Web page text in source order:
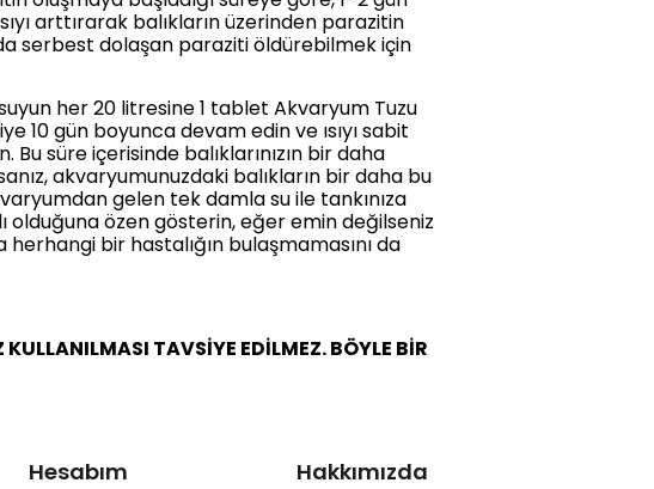
arttırarak balıkların üzerinden parazitin
serbest dolaşan paraziti öldürebilmek için
her 20 litresine 1 tablet Akvaryum Tuzu
10 gün boyunca devam edin ve ısıyı sabit
süre içerisinde balıklarınızın bir daha
akvaryumunuzdaki balıkların bir daha bu
gelen tek damla su ile tankınıza
olduğuna özen gösterin, eğer emin değilseniz
bir hastalığın bulaşmamasını da
TAVSİYE EDİLMEZ. BÖYLE BİR
Hesabım Hakkımızda